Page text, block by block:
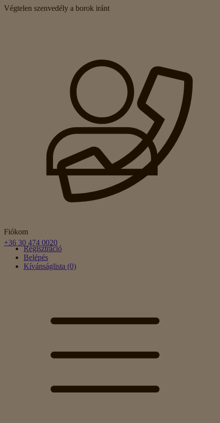
Végtelen szenvedély a borok iránt
Fiókom
Regisztráció
Belépés
Kívánságlista (0)
+36 30 474 0020